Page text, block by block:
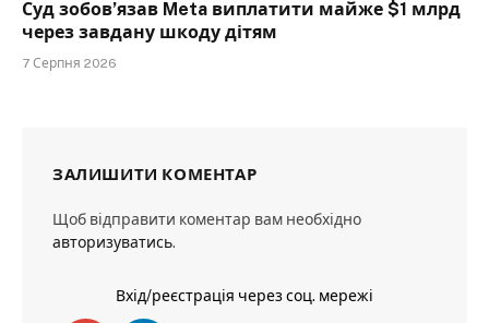
Суд зобов’язав Meta виплатити майже $1 млрд
через завдану шкоду дітям
7 Серпня 2026
ЗАЛИШИТИ КОМЕНТАР
Щоб відправити коментар вам необхідно
авторизуватись.
Вхід/реєстрація через соц. мережі